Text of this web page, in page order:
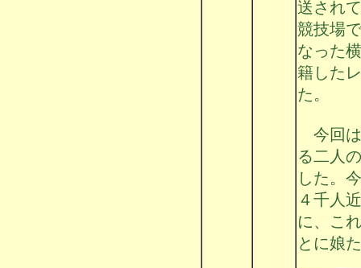
送され
競技場
なった
籍した
た。
今回は
る二人
した。
４千人
に、こ
とに娘